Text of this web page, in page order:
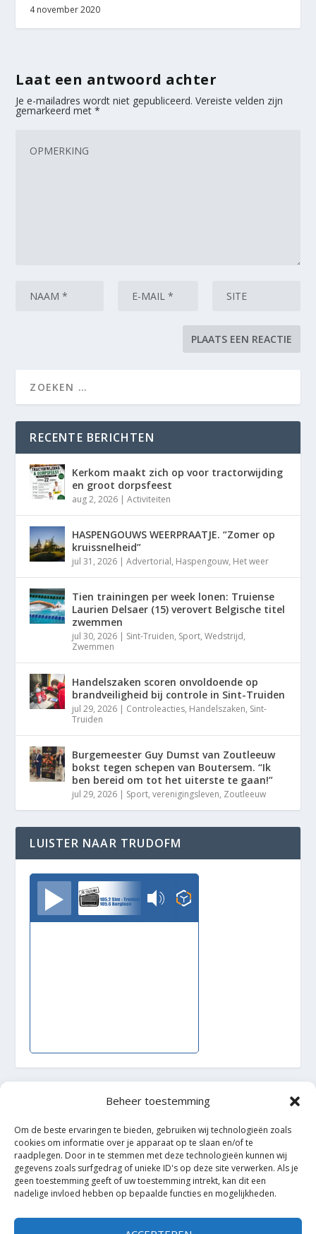
Beheer toestemming
Om de beste ervaringen te bieden, gebruiken wij technologieën zoals
cookies om informatie over je apparaat op te slaan en/of te
raadplegen. Door in te stemmen met deze technologieën kunnen wij
gegevens zoals surfgedrag of unieke ID's op deze site verwerken. Als je
geen toestemming geeft of uw toestemming intrekt, kan dit een
nadelige invloed hebben op bepaalde functies en mogelijkheden.
4 november 2020
Laat een antwoord achter
Je e-mailadres wordt niet gepubliceerd. Vereiste velden zijn
gemarkeerd met*
RECENTE BERICHTEN
Kerkom maakt zich op voor tractorwijding
en groot dorpsfeest
aug 2, 2026 |Activiteiten
HASPENGOUWS WEERPRAATJE. “Zomer op
kruissnelheid”
jul 31, 2026 |Advertorial, Haspengouw, Het weer
Tien trainingen per week lonen: Truiense
Laurien Delsaer (15) verovert Belgische titel
zwemmen
jul 30, 2026 | Sint-Truiden, Sport,Wedstrijd,
Zwemmen
Handelszaken scoren onvoldoende op
brandveiligheid bij controle in Sint-Truiden
jul 29, 2026 | Controleacties, Handelszaken, Sint-
Truiden
Burgemeester Guy Dumst van Zoutleeuw
bokst tegen schepen van Boutersem. “Ik
ben bereid om tot het uiterste te gaan!”
jul 29, 2026 | Sport,verenigingsleven, Zoutleeuw
LUISTER NAAR TRUDOFM
TrudoFM
WordPress